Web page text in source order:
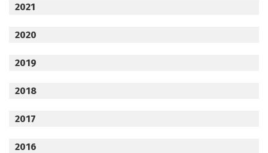
2021
2020
2019
2018
2017
2016